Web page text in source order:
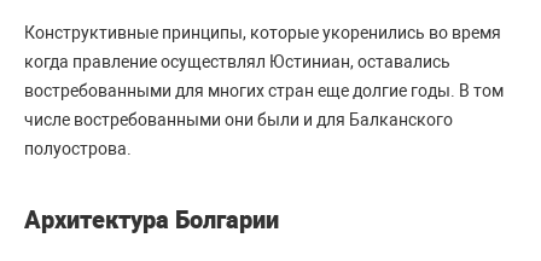
Конструктивные принципы, которые укоренились во время
когда правление осуществлял Юстиниан, оставались
востребованными для многих стран еще долгие годы. В том
числе востребованными они были и для Балканского
полуострова.
Архитектура Болгарии